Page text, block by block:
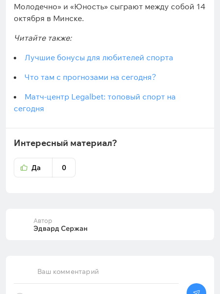
Молодечно» и «Юность» сыграют между собой 14
октября в Минске.
Читайте также:
Лучшие бонусы для любителей спорта
Что там с прогнозами на сегодня?
Матч-центр Legalbet: топовый спорт на
сегодня
Интересный материал?
Да 0
Автор
Эдвард Сержан
Ваш комментарий